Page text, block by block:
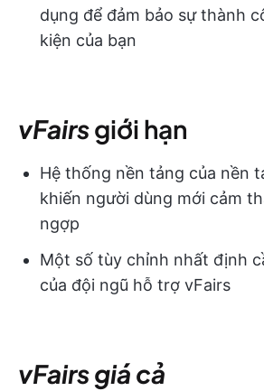
dụng để đảm bảo sự thành
kiện của bạn
vFairsgiới hạn
Hệ thống nền tảng của nền
khiến người dùng mới cảm
ngợp
Một số tùy chỉnh nhất định
của đội ngũ hỗ trợ vFairs
vFairsgiá cả